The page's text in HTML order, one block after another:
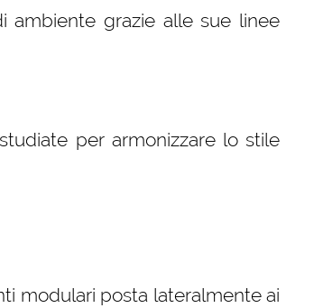
ambiente grazie alle sue linee
per armonizzare lo stile
modulari posta lateralmente ai